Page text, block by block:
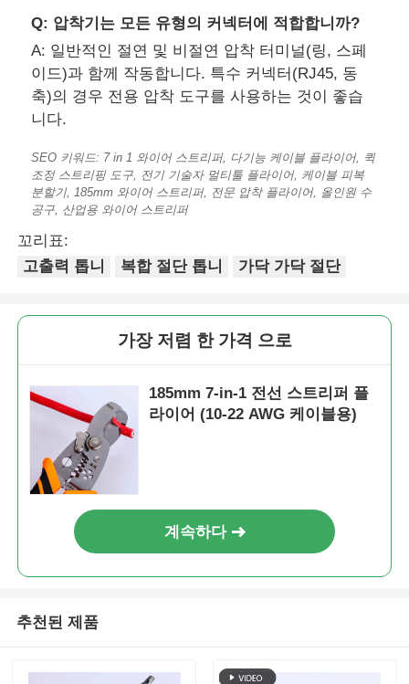
태양열 보호 도구
열림고리수동 펜치들
웅덩이 관절 톱니
Q: 압착기는 모든 유형의 커넥터에 적합합니까?
A: 일반적인 절연 및 비절연 압착 터미널(링, 스페
이드)과 함께 작동합니다. 특수 커넥터(RJ45, 동
축)의 경우 전용 압착 도구를 사용하는 것이 좋습
니다.
SEO 키워드: 7 in 1 와이어 스트리퍼, 다기능 케이블 플라이어, 퀵
조정 스트리핑 도구, 전기 기술자 멀티툴 플라이어, 케이블 피복
분할기, 185mm 와이어 스트리퍼, 전문 압착 플라이어, 올인원 수
공구, 산업용 와이어 스트리퍼
꼬리표:
고출력 톱니
복합 절단 톱니 가닥 가닥 절단
가장 저렴 한 가격 으로
185mm 7-in-1 전선 스트리퍼 플
라이어 (10-22 AWG 케이블용)
계속하다
추천된 제품